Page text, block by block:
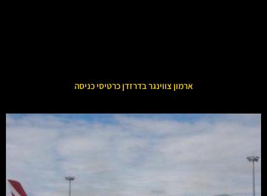
ארמון צווינגר בדרזדן כרטיסי כניסה